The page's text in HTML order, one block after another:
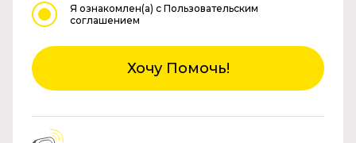
Я ознакомлен(а) с Пользовательским
соглашением
Хочу Помочь!